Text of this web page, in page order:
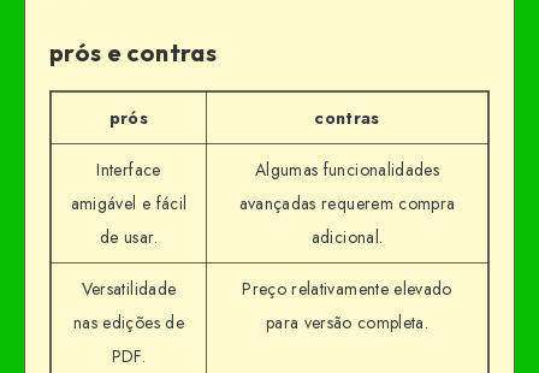
prós e contras
prós contras
Interface
amigável e fácil
de usar.
Algumas funcionalidades
avançadas requerem compra
adicional.
Versatilidade
nas edições de
PDF.
Preço relativamente elevado
para versão completa.